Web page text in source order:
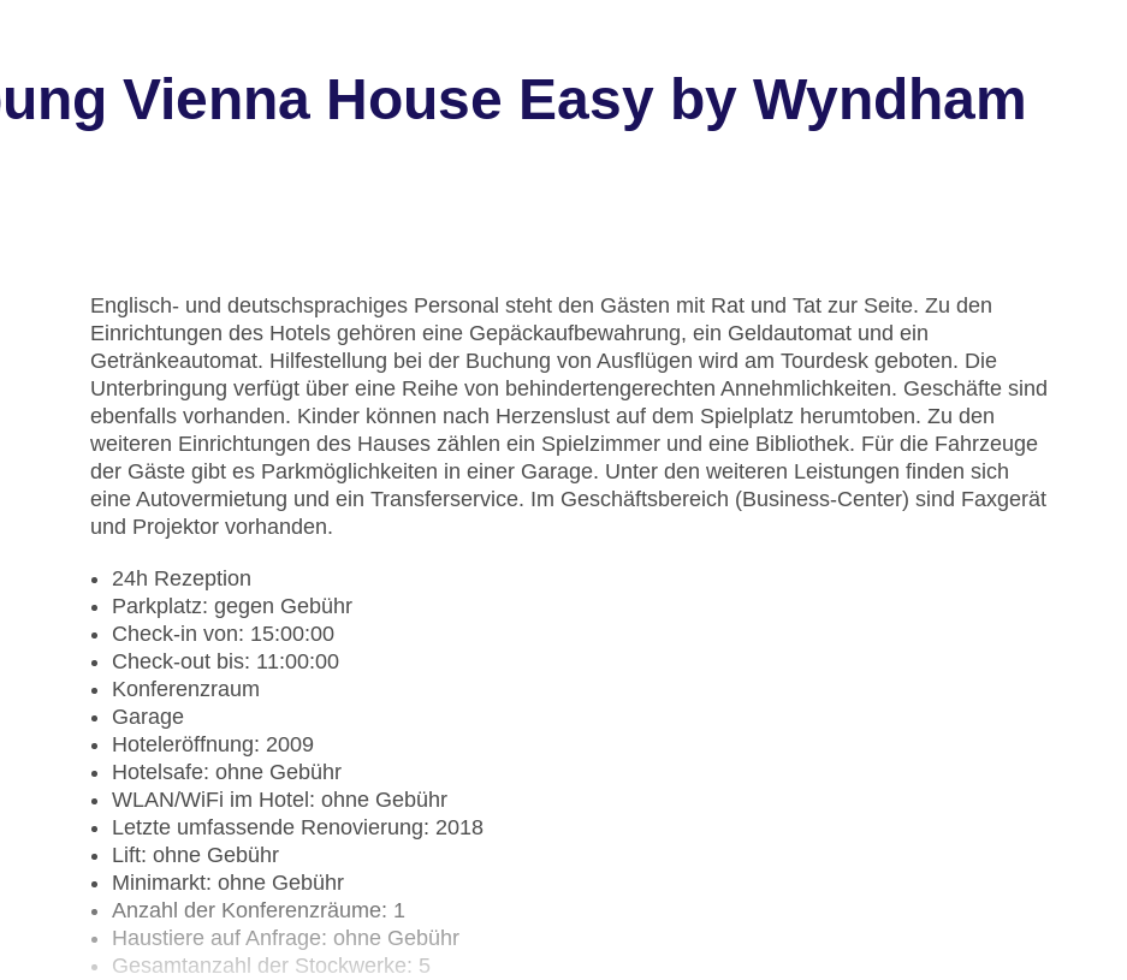
Vienna House Easy by Wyndham
Englisch- und deutschsprachiges Personal steht den Gästen mit Rat und Tat zur Seite. Zu den
Einrichtungen des Hotels gehören eine Gepäckaufbewahrung, ein Geldautomat und ein
Getränkeautomat. Hilfestellung bei der Buchung von Ausflügen wird am Tourdesk geboten. Die
Unterbringung verfügt über eine Reihe von behindertengerechten Annehmlichkeiten. Geschäfte sind
ebenfalls vorhanden. Kinder können nach Herzenslust auf dem Spielplatz herumtoben. Zu den
weiteren Einrichtungen des Hauses zählen ein Spielzimmer und eine Bibliothek. Für die Fahrzeuge
der Gäste gibt es Parkmöglichkeiten in einer Garage. Unter den weiteren Leistungen finden sich
eine Autovermietung und ein Transferservice. Im Geschäftsbereich (Business-Center) sind Faxgerät
und Projektor vorhanden.
24h Rezeption
Parkplatz: gegen Gebühr
Check-in von: 15:00:00
Check-out bis: 11:00:00
Konferenzraum
Garage
Hoteleröffnung: 2009
Hotelsafe: ohne Gebühr
WLAN/WiFi im Hotel: ohne Gebühr
Letzte umfassende Renovierung: 2018
Lift: ohne Gebühr
Minimarkt: ohne Gebühr
Anzahl der Konferenzräume: 1
Haustiere auf Anfrage: ohne Gebühr
Gesamtanzahl der Stockwerke: 5